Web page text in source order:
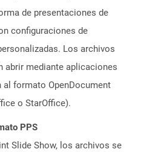
de presentaciones de
configuraciones de
Los archivos
abrir mediante aplicaciones
al formato OpenDocument
o StarOffice).
PPS
Slide Show, los archivos se